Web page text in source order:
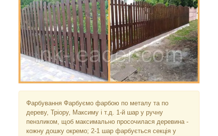
Фарбування Фарбуємо фарбою по металу та по
дереву, Тріору, Максиму і т.д. 1-й шар у ручну
пензликом, щоб максимально просочилася деревина -
кожну дошку окремо; 2-1 шар фарбується секція у